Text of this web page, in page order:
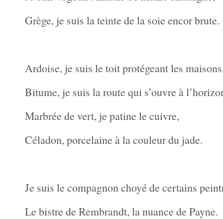
Grège, je suis la teinte de la soie encor brute.
Ardoise, je suis le toit protégeant les
Bitume, je suis la route qui s’ouvre à
Marbrée de vert, je patine le cuivre,
Céladon, porcelaine à la couleur du jade.
Je suis le compagnon choyé de certains
Le bistre de Rembrandt, la nuance de Payne.